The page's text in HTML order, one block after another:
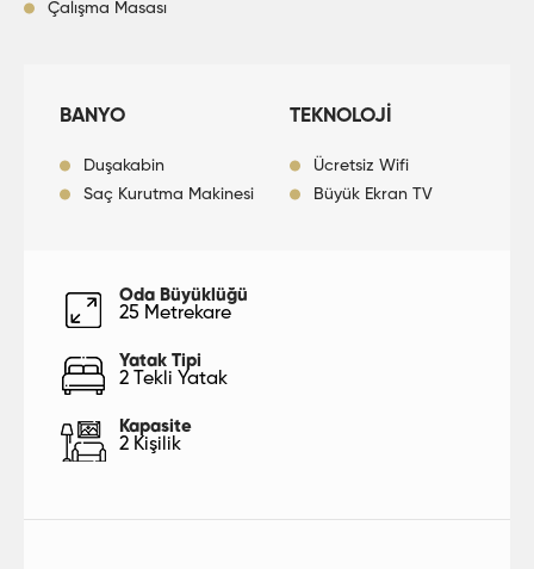
Çalışma Masası
BANYO
Duşakabin
Saç Kurutma Makinesi
TEKNOLOJİ
Ücretsiz Wifi
Büyük Ekran TV
Oda Büyüklüğü
25 Metrekare
Yatak Tipi
2 Tekli Yatak
Kapasite
2 Kişilik